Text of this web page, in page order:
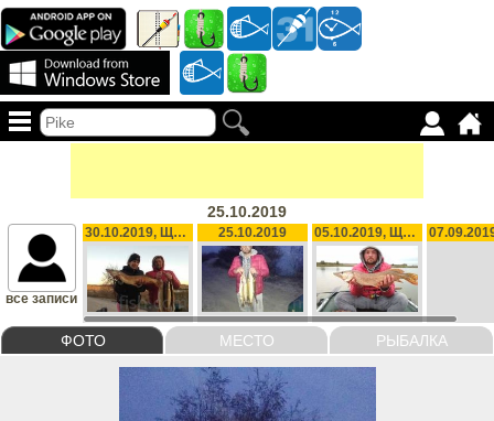
25.10.2019
ФОТО МЕСТО РЫБАЛКА
все записи
30.10.2019, ЩУКА, 3200 g 25.10.2019 05.10.2019, ЩУКА, 2150 g